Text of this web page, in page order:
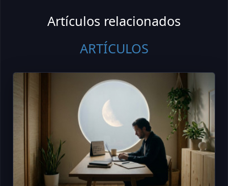
Artículos relacionados
ARTÍCULOS